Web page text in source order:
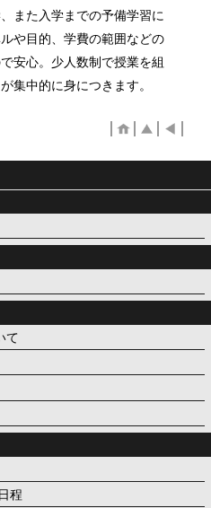
また入学までの予備学習に
や目的、学費の範囲などの
安心。少人数制で授業を組
集中的に身につきます。
て
程